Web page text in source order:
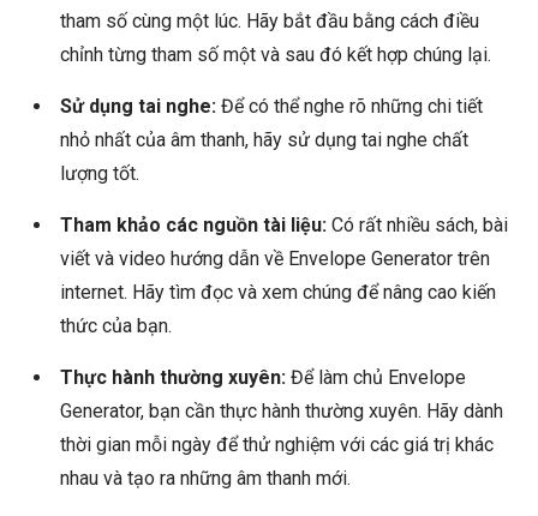
tham số cùng một lúc. Hãy bắt đầu bằng cách điều
chỉnh từng tham số một và sau đó kết hợp chúng lại.
Sử dụng tai nghe: Để có thể nghe rõ những chi tiết
nhỏ nhất của âm thanh, hãy sử dụng tai nghe chất
lượng tốt.
Tham khảo các nguồn tài liệu: Có rất nhiều sách, bài
viết và video hướng dẫn về Envelope Generator trên
internet. Hãy tìm đọc và xem chúng để nâng cao kiến
thức của bạn.
Thực hành thường xuyên: Để làm chủ Envelope
Generator, bạn cần thực hành thường xuyên. Hãy dành
thời gian mỗi ngày để thử nghiệm với các giá trị khác
nhau và tạo ra những âm thanh mới.